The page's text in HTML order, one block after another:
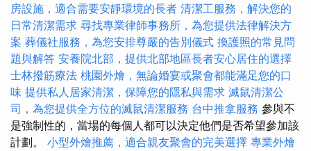
房設施，適合需要安靜環境的長者 清潔工服務，解決您的
日常清潔需求 尋找專業律師事務所，為您提供法律解決方
案 葬儀社服務，為您安排尊嚴的告別儀式 換護照的常見問
題與解答 安養院北部，提供北部地區長者安心居住的選擇
士林撥筋療法 桃園外燴，無論婚宴或聚會都能滿足您的口
味 提供私人居家清潔，保障您的隱私與需求 滅鼠清潔公
司，為您提供全方位的滅鼠清潔服務 台中推拿服務 參與不
是強制性的，當場的每個人都可以決定他們是否希望參加該
計劃。 小型外燴推薦，適合親友聚會的完美選擇 專業外燴